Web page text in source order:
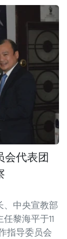
会代表团
、中央宣教部
黎海平于11
指导委员会